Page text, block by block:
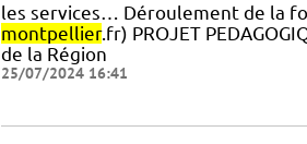
les services… Déroulement de la
montpellier.fr) PROJET
de la Région
25/07/2024 16:41